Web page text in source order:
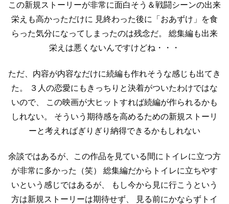
この新規ストーリーが非常に面白そう＆戦闘シーンの出来
栄えも高かっただけに 見終わった後に「おあずけ」を食
らった気分になってしまったのは残念だ。
総集編も出来
栄えは悪くないんですけどね・・・
ただ、内容が内容なだけに続編も作れそうな感じも出てき
た。
３人の恋愛にもきっちりと決着がついたわけではな
いので、
この映画が大ヒットすれば続編が作られるかも
しれない。
そういう期待感を高めるための新規ストーリ
ーと考えればぎりぎり納得できるかもしれない
余談ではあるが、この作品を見ている間にトイレに立つ方
が非常に多かった（笑）
総集編だからトイレに立ちやす
いという感じではあるが、
もし今から見に行こうという
方は新規ストーリーは期待せず、
見る前にかならずトイ